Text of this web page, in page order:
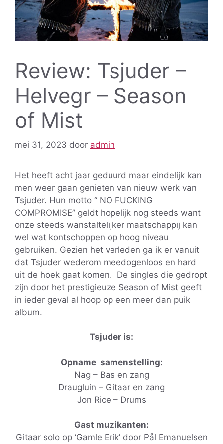
Review: Tsjuder –
Helvegr – Season
of Mist
mei 31, 2023 door admin
Het heeft acht jaar geduurd maar eindelijk kan
men weer gaan genieten van nieuw werk van
Tsjuder. Hun motto “ NO FUCKING
COMPROMISE” geldt hopelijk nog steeds want
onze steeds wanstaltelijker maatschappij kan
wel wat kontschoppen op hoog niveau
gebruiken. Gezien het verleden ga ik er vanuit
dat Tsjuder wederom meedogenloos en hard
uit de hoek gaat komen. De singles die gedropt
zijn door het prestigieuze Season of Mist geeft
in ieder geval al hoop op een meer dan puik
album.
Tsjuder is:
Opname samenstelling:
Nag – Bas en zang
Draugluin – Gitaar en zang
Jon Rice – Drums
Gast muzikanten:
Gitaar solo op ‘Gamle Erik’ door Pål Emanuelsen